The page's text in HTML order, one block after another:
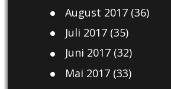
August 2017(36)
Juli 2017(35)
Juni 2017(32)
Mai 2017(33)